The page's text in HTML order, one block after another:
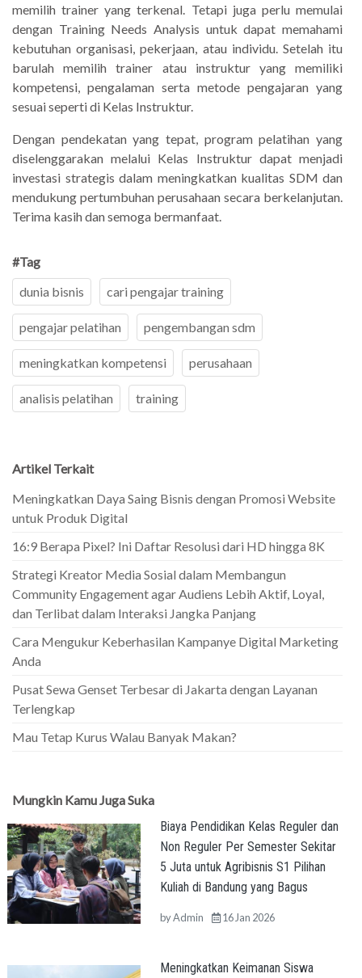
memilih trainer yang terkenal. Tetapi juga perlu memulai
dengan Training Needs Analysis untuk dapat memahami
kebutuhan organisasi, pekerjaan, atau individu. Setelah itu
barulah memilih trainer atau instruktur yang memiliki
kompetensi, pengalaman serta metode pengajaran yang
sesuai seperti di Kelas Instruktur.
Dengan pendekatan yang tepat, program pelatihan yang
diselenggarakan melalui Kelas Instruktur dapat menjadi
investasi strategis dalam meningkatkan kualitas SDM dan
mendukung pertumbuhan perusahaan secara berkelanjutan.
Terima kasih dan semoga bermanfaat.
#Tag
dunia bisnis
cari pengajar training
pengajar pelatihan pengembangan sdm
meningkatkan kompetensi perusahaan
analisis pelatihan training
Artikel Terkait
Meningkatkan Daya Saing Bisnis dengan Promosi Website
untuk Produk Digital
16:9 Berapa Pixel? Ini Daftar Resolusi dari HD hingga 8K
Strategi Kreator Media Sosial dalam Membangun
Community Engagement agar Audiens Lebih Aktif, Loyal,
dan Terlibat dalam Interaksi Jangka Panjang
Cara Mengukur Keberhasilan Kampanye Digital Marketing
Anda
Pusat Sewa Genset Terbesar di Jakarta dengan Layanan
Terlengkap
Mau Tetap Kurus Walau Banyak Makan?
Mungkin Kamu Juga Suka
Biaya Pendidikan Kelas Reguler dan
Non Reguler Per Semester Sekitar
5 Juta untuk Agribisnis S1 Pilihan
Kuliah di Bandung yang Bagus
byAdmin 16 Jan 2026
Meningkatkan Keimanan Siswa